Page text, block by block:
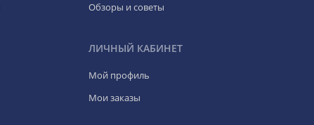
Обзоры и советы
ЛИЧНЫЙ КАБИНЕТ
Мой профиль
Мои заказы